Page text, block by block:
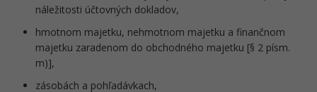
náležitosti účtovných dokladov,
hmotnom majetku, nehmotnom majetku a finančnom
majetku zaradenom do obchodného majetku [§ 2 písm.
m)],
zásobách a pohľadávkach,